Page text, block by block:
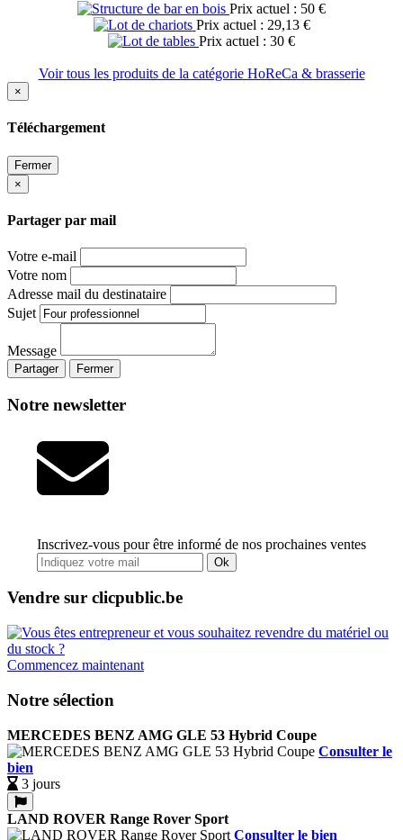
Prix actuel : 50 €
Prix actuel : 29,13 €
Prix actuel : 30 €
Voir tous les produits de la catégorie HoReCa & brasserie
×
Téléchargement
Fermer
×
Partager par mail
Votre e-mail
Votre nom
Adresse mail du destinataire
Sujet
Message
Partager Fermer
Notre newsletter
Inscrivez-vous pour être informé de nos prochaines ventes
Ok
Vendre sur clicpublic.be
Commencez maintenant
Notre sélection
MERCEDES BENZ AMG GLE 53 Hybrid Coupe
Consulter le
bien
3 jours
LAND ROVER Range Rover Sport
Consulter le bien